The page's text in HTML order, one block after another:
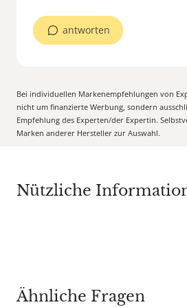
antworten
Bei individuellen Markenempfehlungen von
nicht um finanzierte Werbung, sondern
Empfehlung des Experten/der Expertin.
Marken anderer Hersteller zur Auswahl.
Nützliche
Ähnliche Fragen